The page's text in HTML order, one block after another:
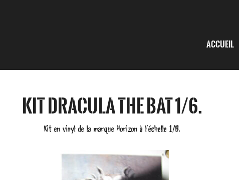
Accueil
Kit Dracula the Bat 1/6.
Kit en vinyl de la marque Horizon à l’échelle 1/6.